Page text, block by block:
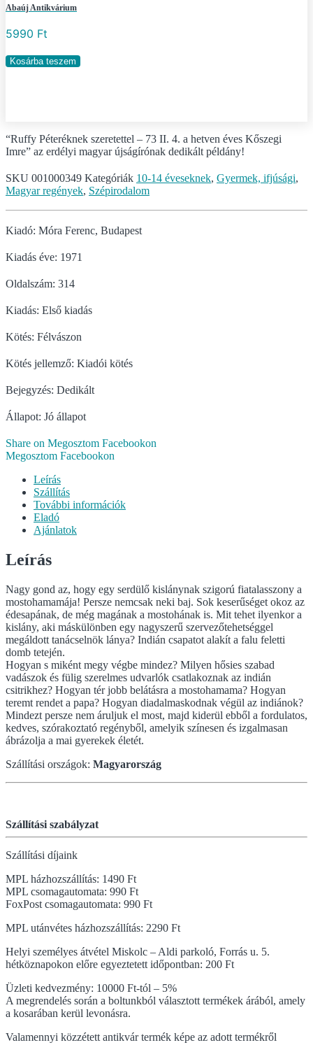
Abaúj Antikvárium
5990 Ft
Tollas
Kosárba teszem
“Ruffy Péteréknek szeretettel – 73 II. 4. a hetven éves Kőszegi
Imre” az erdélyi magyar újságírónak dedikált példány!
SKU 001000349 Kategóriák 10-14 éveseknek, Gyermek, ifjúsági,
Magyar regények, Szépirodalom
Kiadó: Móra Ferenc, Budapest
Kiadás éve: 1971
Oldalszám: 314
Kiadás: Első kiadás
Kötés: Félvászon
Kötés jellemző: Kiadói kötés
Bejegyzés: Dedikált
Állapot: Jó állapot
Share on Megosztom Facebookon
Megosztom Facebookon
Leírás
Szállítás
További információk
Eladó
Ajánlatok
Leírás
Nagy gond az, hogy egy serdülő kislánynak szigorú fiatalasszony a
mostohamamája! Persze nemcsak neki baj. Sok keserűséget okoz az
édesapának, de még magának a mostohának is. Mit tehet ilyenkor a
kislány, aki máskülönben egy nagyszerű szervezőtehetséggel
megáldott tanácselnök lánya? Indián csapatot alakít a falu feletti
domb tetején.
Hogyan s miként megy végbe mindez? Milyen hősies szabad
vadászok és fülig szerelmes udvarlók csatlakoznak az indián
csitrikhez? Hogyan tér jobb belátásra a mostohamama? Hogyan
teremt rendet a papa? Hogyan diadalmaskodnak végül az indiánok?
Mindezt persze nem áruljuk el most, majd kiderül ebből a fordulatos,
kedves, szórakoztató regényből, amelyik színesen és izgalmasan
ábrázolja a mai gyerekek életét.
Szállítási országok: Magyarország
Szállítási szabályzat
Szállítási díjaink
MPL házhozszállítás: 1490 Ft
MPL csomagautomata: 990 Ft
FoxPost csomagautomata: 990 Ft
MPL utánvétes házhozszállítás: 2290 Ft
Helyi személyes átvétel Miskolc – Aldi parkoló, Forrás u. 5.
hétköznapokon előre egyeztetett időpontban: 200 Ft
Üzleti kedvezmény: 10000 Ft-tól – 5%
A megrendelés során a boltunkból választott termékek árából, amely
a kosarában kerül levonásra.
Valamennyi közzétett antikvár termék képe az adott termékről